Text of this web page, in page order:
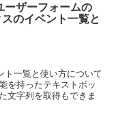
ーザーフォームの
のイベント一覧と
ト一覧と使い方について
を持ったテキストボッ
文字列を取得もできま